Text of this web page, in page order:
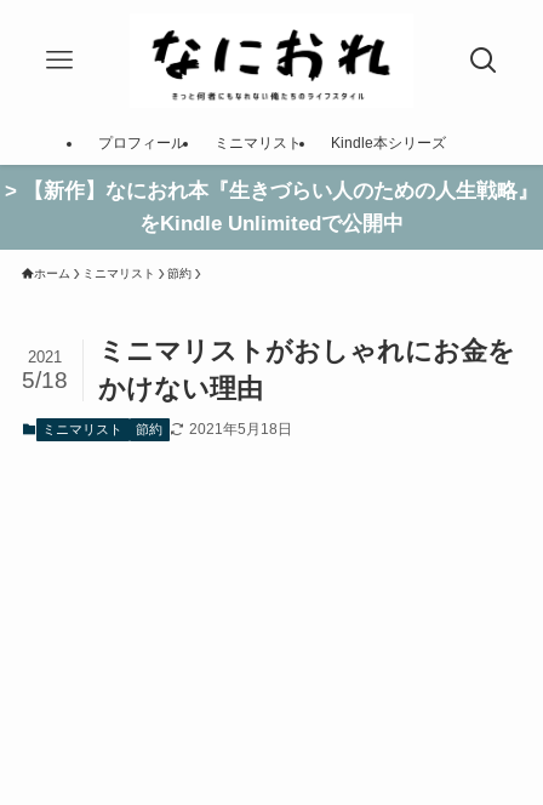
プロフィール ミニマリスト Kindle本シリーズ
> 【新作】なにおれ本『生きづらい人のための人生戦略』
をKindle Unlimitedで公開中
ホーム ミニマリスト 節約
ミニマリストがおしゃれにお金を
かけない理由
2021
5/18
ミニマリスト 節約 2021年5月18日